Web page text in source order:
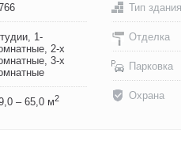
1-
2-х
3-х
– 65,0 м2
Тип
Отделка
Парковка
Охрана